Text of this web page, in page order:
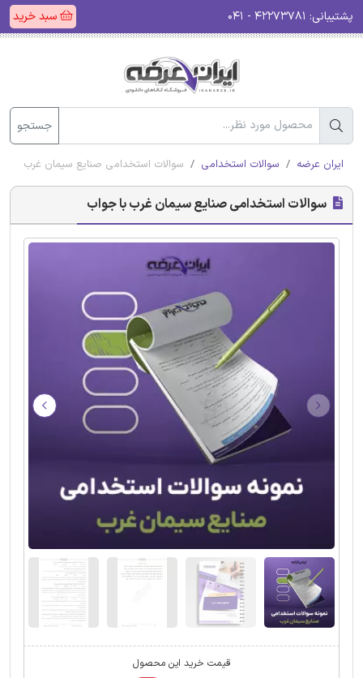
پشتیبانی: سبد خرید
جستجو
ایران عرضه سوالات استخدامی سوالات استخدامی صنایع سیمان غرب با
سوالات استخدامی صنایع سیمان غرب با جواب
قیمت خرید این محصول